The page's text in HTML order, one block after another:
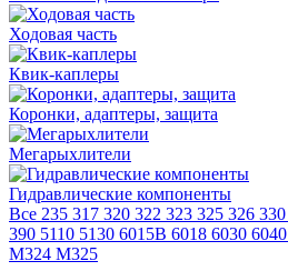
Ходовая часть
Квик-каплеры
Коронки, адаптеры, защита
Мегарыхлители
Гидравлические компоненты
Все 235 317 320 322 323 325 326 330
390 5110 5130 6015B 6018 6030 6040
M324 M325